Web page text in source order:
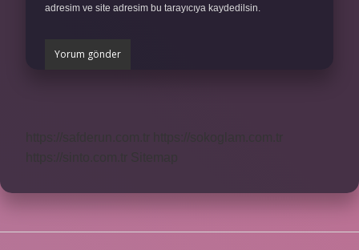
adresim ve site adresim bu tarayıcıya kaydedilsin.